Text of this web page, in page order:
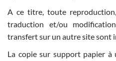
A ce titre, toute
traduction et/ou
transfert sur un autre site sont
La copie sur support papier à